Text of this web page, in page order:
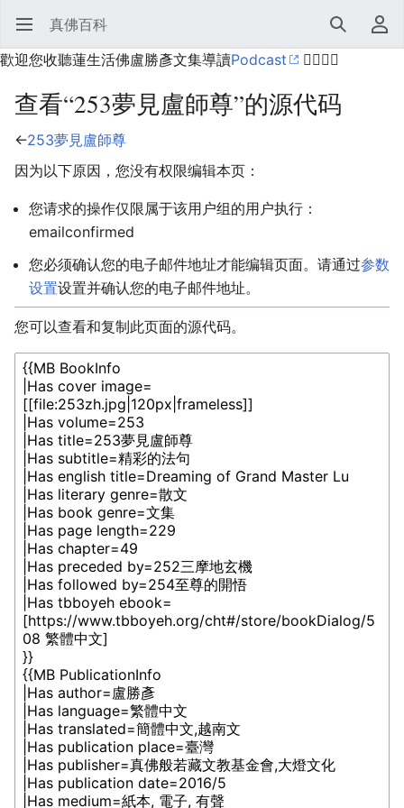
打开主菜单 真佛百科 搜索
用户菜单
歡迎您收聽蓮生活佛盧勝彥文集導讀Podcast 🙋‍♂️🙋‍♀️
查看“253夢見盧師尊”的源代码
←253夢見盧師尊
因为以下原因，您没有权限编辑本页：
您请求的操作仅限属于该用户组的用户执行：
emailconfirmed
您必须确认您的电子邮件地址才能编辑页面。请通过参数
设置设置并确认您的电子邮件地址。
您可以查看和复制此页面的源代码。